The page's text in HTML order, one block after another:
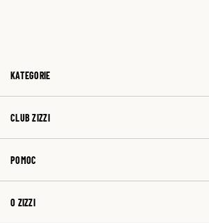
KATEGORIE
CLUB ZIZZI
POMOC
O ZIZZI